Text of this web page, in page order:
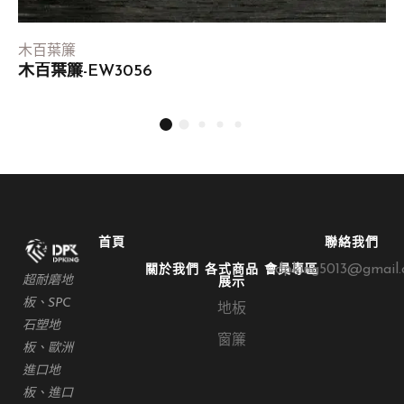
木百葉簾
木百葉簾-EW3056
超耐磨地
板、SPC
石塑地
板、歐洲
進口地
板、進口
首頁
關於我們
各式商品
展示
地板
窗簾
會員專區
聯絡我們